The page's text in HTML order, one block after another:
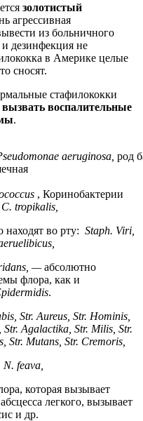
золотистый
агрессивная
из больничного
дезинфекция не
в Америке целые
сносят.
стафилококки
вызвать воспалительные
.
aeruginosa род
, Коринобактерии
C. tropikalis
находят во рту: Staph. Viri
ans —абсолютно
флора, как и
.
Str. Aureus, Str. Hominis
, Str. Agalactika , Str. Milis , Str.
, Str. Mutans , Str. Cremoris
, N. feava
которая вызывает
легкого, вызывает
и др.